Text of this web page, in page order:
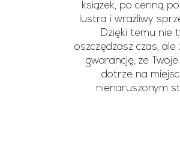
książek, po cenną
lustra i wrażliwy
Dzięki temu nie
oszczędzasz czas, ale
gwarancję, że
dotrze na
nienaruszonym